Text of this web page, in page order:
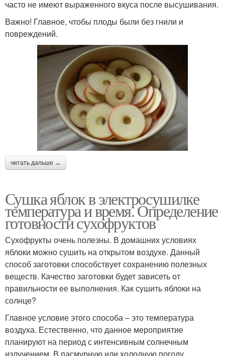
часто не имеют выраженного вкуса после высушивания.
Важно! Главное, чтобы плоды были без гнили и
повреждений.
читать дальше →
Сушка яблок в электросушилке
температура и время. Определение
готовности сухофруктов
Сухофрукты очень полезны. В домашних условиях
яблоки можно сушить на открытом воздухе. Данный
способ заготовки способствует сохранению полезных
веществ. Качество заготовки будет зависеть от
правильности ее выполнения. Как сушить яблоки на
солнце?
Главное условие этого способа – это температура
воздуха. Естественно, что данное мероприятие
планируют на период с интенсивным солнечным
излучением. В пасмурную или холодную погоду